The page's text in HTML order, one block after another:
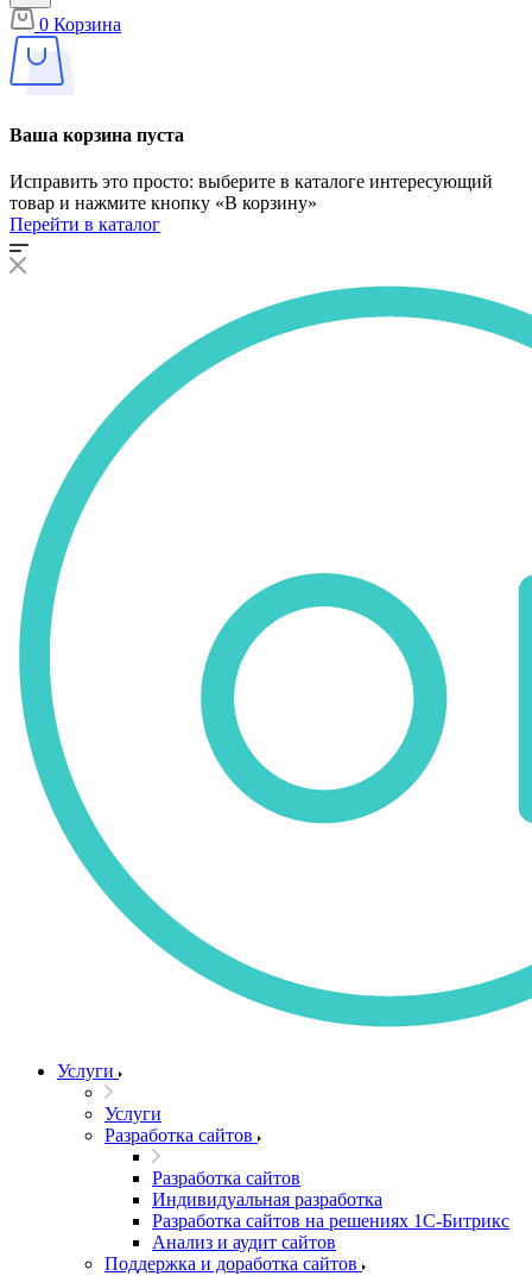
0 Корзина
Ваша корзина пуста
Исправить это просто: выберите в каталоге интересующий
товар и нажмите кнопку «В корзину»
Перейти в каталог
Услуги
Услуги
Разработка сайтов
Разработка сайтов
Индивидуальная разработка
Разработка сайтов на решениях 1С-Битрикс
Анализ и аудит сайтов
Поддержка и доработка сайтов